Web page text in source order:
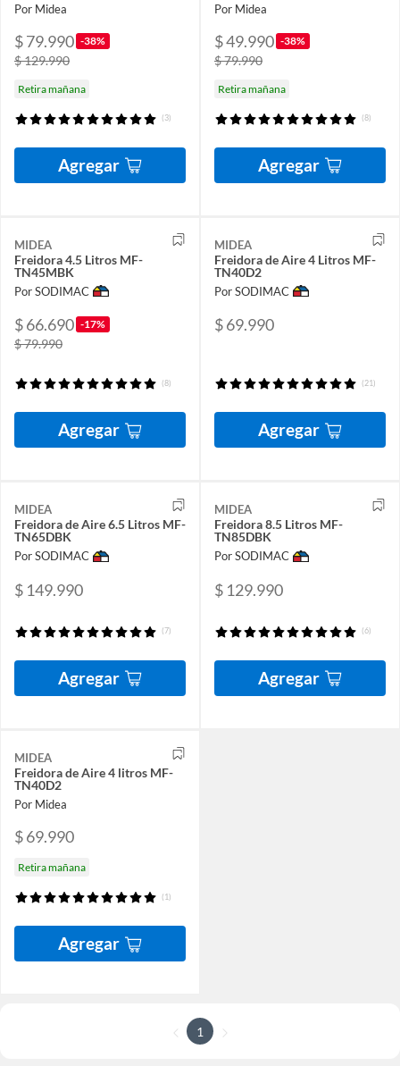
Por Midea
$ 79.990 -38%
$ 129.990
Retira mañana
(3)
Agregar
Por Midea
$ 49.990 -38%
$ 79.990
Retira mañana
(8)
Agregar
MIDEA
Freidora 4.5 Litros MF-
TN45MBK
Por SODIMAC
$ 66.690 -17%
$ 79.990
(8)
Agregar
MIDEA
Freidora de Aire 4 Litros MF-
TN40D2
Por SODIMAC
$ 69.990
(21)
Agregar
MIDEA
Freidora de Aire 6.5 Litros MF-
TN65DBK
Por SODIMAC
$ 149.990
(7)
Agregar
MIDEA
Freidora 8.5 Litros MF-
TN85DBK
Por SODIMAC
$ 129.990
(6)
Agregar
MIDEA
Freidora de Aire 4 litros MF-
TN40D2
Por Midea
$ 69.990
Retira mañana
(1)
Agregar
1